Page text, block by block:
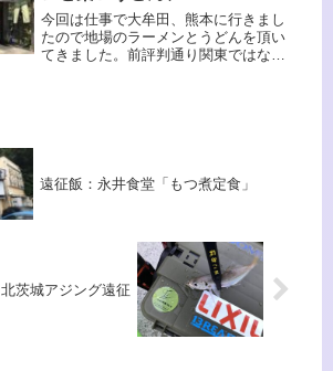
今回は仕事で大牟田、熊本に行きまし
たので地場のラーメンとうどんを頂い
てきました。前評判通り関東ではなか
遠征飯：永井食堂「もつ煮定食」
北茨城アジング遠征